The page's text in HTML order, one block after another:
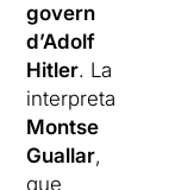
govern
d’Adolf
Hitler. La
interpreta
Montse
Guallar,
que